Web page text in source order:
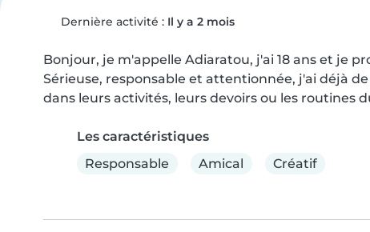
Dernière activité : Il y a 2 mois
Bonjour, je m'appelle Adiaratou, j'ai 18 ans et je
Sérieuse, responsable et attentionnée, j'ai déjà
dans leurs activités, leurs devoirs ou les routines
Les caractéristiques
Responsable
Amical Créatif